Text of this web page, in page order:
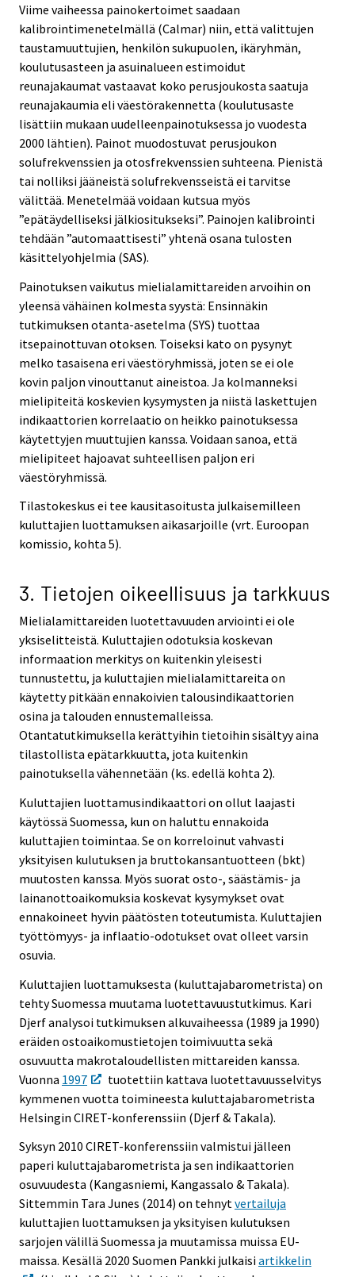
Viime vaiheessa painokertoimet saadaan
kalibrointimenetelmällä (Calmar) niin, että valittujen
taustamuuttujien, henkilön sukupuolen, ikäryhmän,
koulutusasteen ja asuinalueen estimoidut
reunajakaumat vastaavat koko perusjoukosta saatuja
reunajakaumia eli väestörakennetta (koulutusaste
lisättiin mukaan uudelleenpainotuksessa jo vuodesta
2000 lähtien). Painot muodostuvat perusjoukon
solufrekvenssien ja otosfrekvenssien suhteena. Pienistä
tai nolliksi jääneistä solufrekvensseistä ei tarvitse
välittää. Menetelmää voidaan kutsua myös
”epätäydelliseksi jälkiositukseksi”. Painojen kalibrointi
tehdään ”automaattisesti” yhtenä osana tulosten
käsittelyohjelmia (SAS).
Painotuksen vaikutus mielialamittareiden arvoihin on
yleensä vähäinen kolmesta syystä: Ensinnäkin
tutkimuksen otanta-asetelma (SYS) tuottaa
itsepainottuvan otoksen. Toiseksi kato on pysynyt
melko tasaisena eri väestöryhmissä, joten se ei ole
kovin paljon vinouttanut aineistoa. Ja kolmanneksi
mielipiteitä koskevien kysymysten ja niistä laskettujen
indikaattorien korrelaatio on heikko painotuksessa
käytettyjen muuttujien kanssa. Voidaan sanoa, että
mielipiteet hajoavat suhteellisen paljon eri
väestöryhmissä.
Tilastokeskus ei tee kausitasoitusta julkaisemilleen
kuluttajien luottamuksen aikasarjoille (vrt. Euroopan
komissio, kohta 5).
3. Tietojen oikeellisuus ja tarkkuus
Mielialamittareiden luotettavuuden arviointi ei ole
yksiselitteistä. Kuluttajien odotuksia koskevan
informaation merkitys on kuitenkin yleisesti
tunnustettu, ja kuluttajien mielialamittareita on
käytetty pitkään ennakoivien talousindikaattorien
osina ja talouden ennustemalleissa.
Otantatutkimuksella kerättyihin tietoihin sisältyy aina
tilastollista epätarkkuutta, jota kuitenkin
painotuksella vähennetään (ks. edellä kohta 2).
Kuluttajien luottamusindikaattori on ollut laajasti
käytössä Suomessa, kun on haluttu ennakoida
kuluttajien toimintaa. Se on korreloinut vahvasti
yksityisen kulutuksen ja bruttokansantuotteen (bkt)
muutosten kanssa. Myös suorat osto-, säästämis- ja
lainanottoaikomuksia koskevat kysymykset ovat
ennakoineet hyvin päätösten toteutumista. Kuluttajien
työttömyys- ja inflaatio-odotukset ovat olleet varsin
osuvia.
Kuluttajien luottamuksesta (kuluttajabarometrista) on
tehty Suomessa muutama luotettavuustutkimus. Kari
Djerf analysoi tutkimuksen alkuvaiheessa (1989 ja 1990)
eräiden ostoaikomustietojen toimivuutta sekä
osuvuutta makrotaloudellisten mittareiden kanssa.
Vuonna 1997
tuotettiin kattava luotettavuusselvitys
kymmenen vuotta toimineesta kuluttajabarometrista
Helsingin CIRET-konferenssiin (Djerf & Takala).
Syksyn 2010 CIRET-konferenssiin valmistui jälleen
paperi kuluttajabarometrista ja sen indikaattorien
osuvuudesta (Kangasniemi, Kangassalo & Takala).
Sittemmin Tara Junes (2014) on tehnytvertailuja
kuluttajien luottamuksen ja yksityisen kulutuksen
sarjojen välillä Suomessa ja muutamissa muissa EU-
maissa. Kesällä 2020 Suomen Pankki julkaisiartikkelin